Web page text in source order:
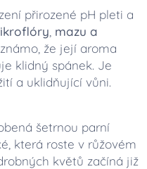
přirozené pH pleti a
mazu a
že její aroma
klidný spánek. Je
a uklidňující vůni.
šetrnou parní
která roste v růžovém
květů začíná již